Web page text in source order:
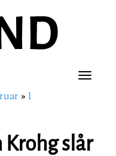
Toggle
1
Krohg slår